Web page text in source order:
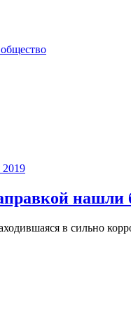
нашли
в сильно